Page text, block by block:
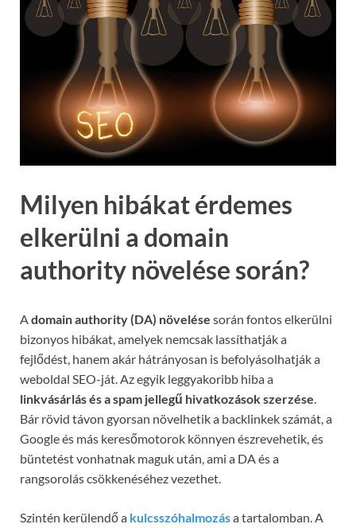
Milyen hibákat érdemes
elkerülni a domain
authority növelése során?
Adomain authority (DA) növelése során fontos elkerülni
bizonyos hibákat, amelyek nemcsak lassíthatják a
fejlődést, hanem akár hátrányosan is befolyásolhatják a
weboldal SEO-ját. Az egyik leggyakoribb hiba a
linkvásárlás és a spam jellegű hivatkozások szerzése.
Bár rövid távon gyorsan növelhetik a backlinkek számát, a
Google és más keresőmotorok könnyen észrevehetik, és
büntetést vonhatnak maguk után, ami a DA és a
rangsorolás csökkenéséhez vezethet.
Szintén kerülendő a kulcsszóhalmozása tartalomban. A